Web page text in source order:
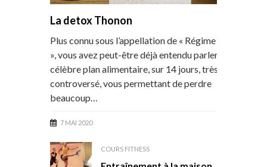
La detox Thonon
Plus connu sous l’appellation de « Régime Thonon
», vous avez peut-être déjà entendu parler de ce
célèbre plan alimentaire, sur 14 jours, très
controversé, vous permettant de perdre
beaucoup…
7 MAI 2020
COURS FITNESS